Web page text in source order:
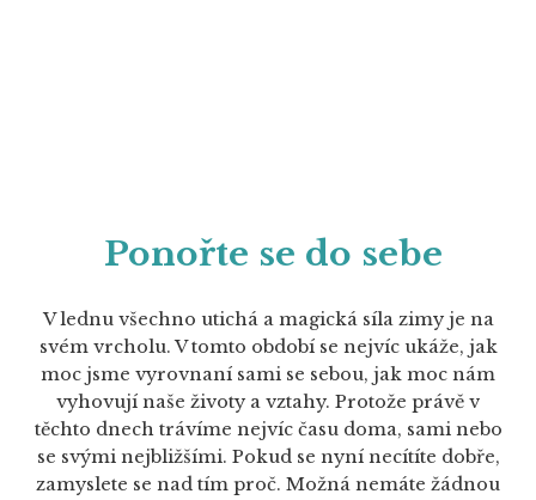
Ponořte se do sebe
V lednu všechno utichá a magická síla zimy je na
svém vrcholu. V tomto období se nejvíc ukáže, jak
moc jsme vyrovnaní sami se sebou, jak moc nám
vyhovují naše životy a vztahy. Protože právě v
těchto dnech trávíme nejvíc času doma, sami nebo
se svými nejbližšími. Pokud se nyní necítíte dobře,
zamyslete se nad tím proč. Možná nemáte žádnou